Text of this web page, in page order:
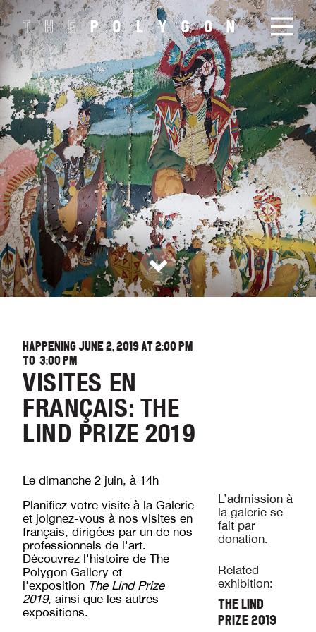
HAPPENING JUNE 2, 2019 AT2:00 PM
TO 3:00 PM
VISITES EN
FRANÇAIS: THE
LIND PRIZE 2019
L’admission à
la galerie se
fait par
donation.
Related
exhibition:
THE LIND
PRIZE 2019
Le dimanche 2 juin, à 14h
Planifiez votre visite à la Galerie
et joignez-vous à nos visites en
français, dirigées par un de nos
professionnels de l'art.
Découvrez l'histoire de The
Polygon Gallery et
l'exposition The Lind Prize
2019, ainsi que les autres
expositions.